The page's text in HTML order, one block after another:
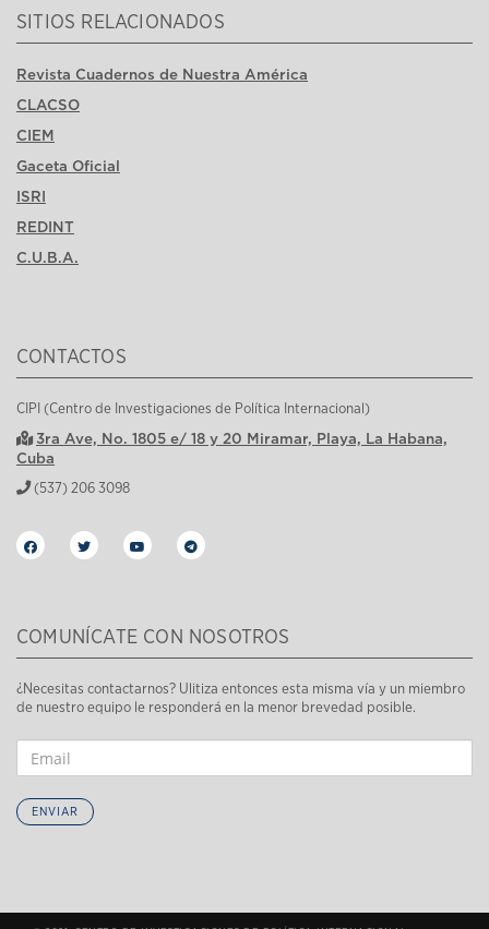
SITIOS RELACIONADOS
Revista Cuadernos de Nuestra América
CLACSO
CIEM
Gaceta Oficial
ISRI
REDINT
C.U.B.A.
CONTACTOS
CIPI (Centro de Investigaciones de Política Internacional)
3ra Ave, No. 1805 e/ 18 y 20 Miramar, Playa, La Habana,
Cuba
(537) 206 3098
COMUNÍCATE CON NOSOTROS
¿Necesitas contactarnos? Ulitiza entonces esta misma vía y un miembro
de nuestro equipo le responderá en la menor brevedad posible.
ENVIAR